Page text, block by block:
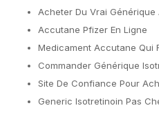
Acheter Du Vrai Générique
Accutane Pfizer En Ligne
Medicament Accutane Qui
Commander Générique
Site De Confiance Pour
Generic Isotretinoin Pas